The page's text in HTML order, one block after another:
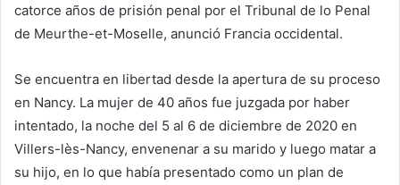
catorce años de prisión penal por el Tribunal de lo Penal
de Meurthe-et-Moselle, anunció Francia occidental.
Se encuentra en libertad desde la apertura de su proceso
en Nancy. La mujer de 40 años fue juzgada por haber
intentado, la noche del 5 al 6 de diciembre de 2020 en
Villers-lès-Nancy, envenenar a su marido y luego matar a
su hijo, en lo que había presentado como un plan de